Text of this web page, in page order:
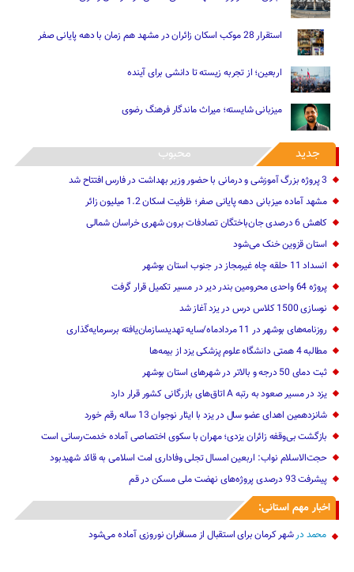
استقرار 28 موکب اسکان زائران در مشهد هم زمان با دهه پایانی صفر
اربعین؛ از تجربه زیسته تا دانشی برای آینده
میزبانی شایسته؛ میراث ماندگار فرهنگ رضوی
جدید محبوب
3 پروژه بزرگ آموزشی و درمانی با حضور وزیر بهداشت در فارس افتتاح شد
مشهد آماده میزبانی دهه پایانی صفر؛ ظرفیت اسکان 1.2 میلیون زائر
کاهش 6 درصدی جان‌باختگان تصادفات برون شهری خراسان شمالی
استان قزوین خنک‌ می‌شود
انسداد 11 حلقه چاه غیرمجاز در جنوب استان بوشهر
پروژه 64 واحدی محرومین بندر دیر در مسیر تکمیل قرار گرفت
نوسازی 1500 کلاس درس در یزد آغاز شد
روزنامه‌های بوشهر در 11 مردادماه/سایه تهدیدسازمان‌یافته برسرمایه‌گذاری
مطالبه 4 همتی دانشگاه علوم پزشکی یزد از بیمه‌ها
ثبت دمای 50 درجه و بالاتر در شهرهای استان بوشهر
یزد در مسیر صعود به رتبه A اتاق‌های بازرگانی کشور قرار دارد
شانزدهمین اهدای عضو سال در یزد با ایثار نوجوان 13 ساله رقم خورد
بازگشت بی‌وقفه زائران یزدی؛ مهران با سکوی اختصاصی آماده خدمت‌رسانی است
حجت‌الاسلام نواب: اربعین امسال تجلی وفاداری امت اسلامی به قائد شهیدبود
پیشرفت 93 درصدی پروژه‌های نهضت ملی مسکن در قم
اخبار مهم استانی:
محمد درشهر کرمان برای استقبال از مسافران نوروزی آماده می‌شود